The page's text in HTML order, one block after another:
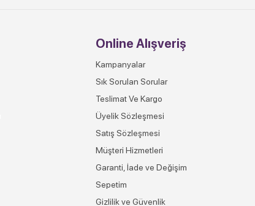
Online Alışveriş
Kampanyalar
Sık Sorulan Sorular
Teslimat Ve Kargo
Üyelik Sözleşmesi
Satış Sözleşmesi
Müşteri Hizmetleri
Garanti, İade ve Değişim
Sepetim
Gizlilik ve Güvenlik